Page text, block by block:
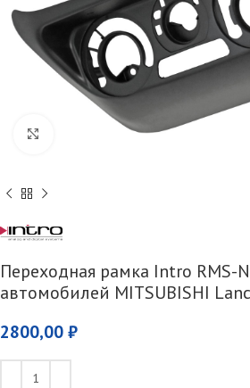
Переходная рамка Intro RMS-
автомобилей MITSUBISHI
2800,00 ₽